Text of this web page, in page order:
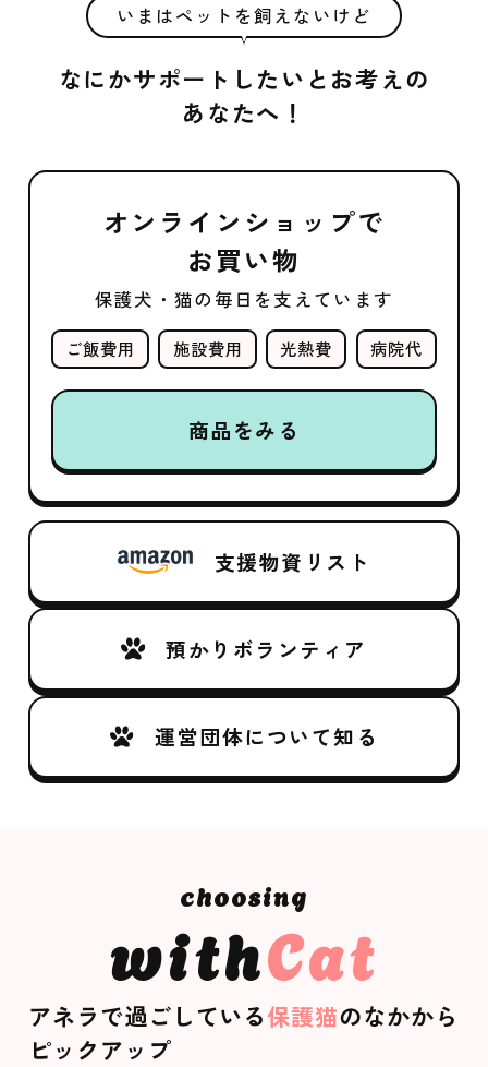
いまはペットを飼えないけど
なにかサポートしたいとお考えの
あなたへ！
オンラインショップで
お買い物
保護犬・猫の毎日を支えています
ご飯費用 施設費用 光熱費 病院代
商品をみる
支援物資リスト
預かりボランティア
運営団体について知る
withCat
アネラで過ごしている保護猫のなかから
ピックアップ